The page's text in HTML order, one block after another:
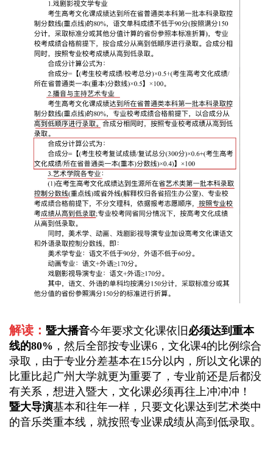
解读： 暨大播音今年要求文化课依旧必须达到重本
线的80% ，然后全部按专业课6，文化课4的比例综合
录取，由于专业分差基本在15分以内，所以文化课的
比重比起广州大学就更为重要了，专业前还是后都没
有关系，想进入暨大，文化课必须再往上冲冲冲！
暨大导演基本和往年一样，只要文化课达到艺术类中
的音乐类重本线，就按照专业课成绩从高到低录取。